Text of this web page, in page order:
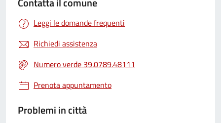
Leggi le domande frequenti
Richiedi assistenza
Numero verde 39.0789.48111
Prenota appuntamento
Problemi in città